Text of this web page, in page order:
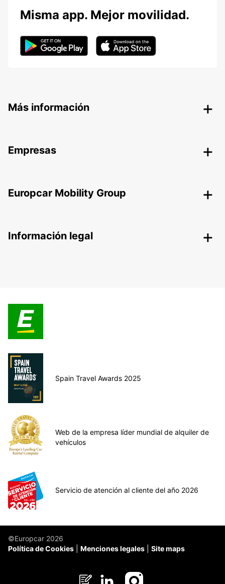
Misma app. Mejor movilidad.
Más información
Empresas
Europcar Mobility Group
Información legal
Spain Travel Awards 2025
Web de la empresa líder mundial de alquiler de
vehículos
Servicio de atención al cliente del año 2026
©Europcar 2026
Política de Cookies
Menciones legales Site maps